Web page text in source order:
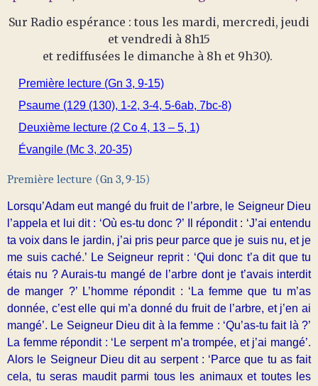
Sur Radio espérance : tous les mardi, mercredi, jeudi
et vendredi à 8h15
et rediffusées le dimanche à 8h et 9h30).
Première lecture (Gn 3, 9-15)
Psaume (129 (130), 1-2, 3-4, 5-6ab, 7bc-8)
Deuxième lecture (2 Co 4, 13 – 5, 1)
Évangile (Mc 3, 20-35)
Première lecture (Gn 3, 9-15)
Lorsqu’Adam eut mangé du fruit de l’arbre, le Seigneur Dieu
l’appela et lui dit : ‘Où es-tu donc ?’ Il répondit : ‘J’ai entendu
ta voix dans le jardin, j’ai pris peur parce que je suis nu, et je
me suis caché.’ Le Seigneur reprit : ‘Qui donc t’a dit que tu
étais nu ? Aurais-tu mangé de l’arbre dont je t’avais interdit
de manger ?’ L’homme répondit : ‘La femme que tu m’as
donnée, c’est elle qui m’a donné du fruit de l’arbre, et j’en ai
mangé’. Le Seigneur Dieu dit à la femme : ‘Qu’as-tu fait là ?’
La femme répondit : ‘Le serpent m’a trompée, et j’ai mangé’.
Alors le Seigneur Dieu dit au serpent : ‘Parce que tu as fait
cela, tu seras maudit parmi tous les animaux et toutes les